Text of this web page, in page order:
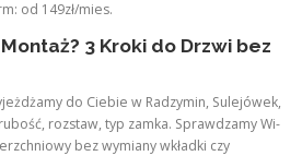
od 149zł/mies.
3 Kroki do Drzwi bez
do Ciebie w Radzymin, Sulejówek,
rozstaw, typ zamka. Sprawdzamy Wi-
bez wymiany wkładki czy